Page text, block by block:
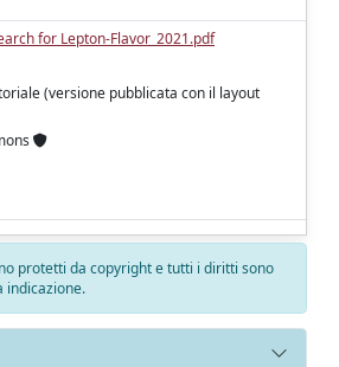
for Lepton-Flavor_2021.pdf
(versione pubblicata con il layout
protetti da copyright e tutti i diritti sono
indicazione.